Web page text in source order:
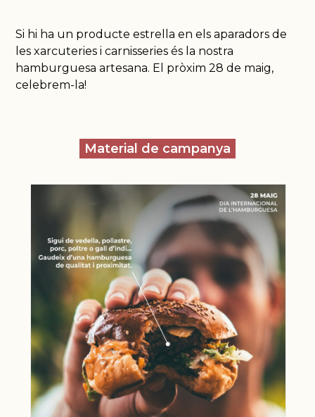
Si hi ha un producte estrella en els aparadors de
les xarcuteries i carnisseries és la nostra
hamburguesa artesana. El pròxim 28 de maig,
celebrem-la!